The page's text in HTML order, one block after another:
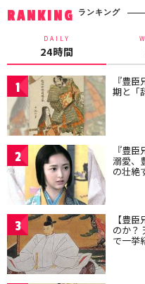
RANKING ランキング
DAILY
24時間
1 『豊
期と「
2 『豊
溺愛、
の壮絶
3 【豊
のか？
で一挙